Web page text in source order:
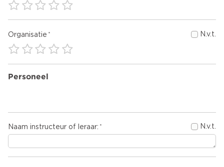
Organisatie N.v.t.
Personeel
Naam instructeur of leraar: N.v.t.